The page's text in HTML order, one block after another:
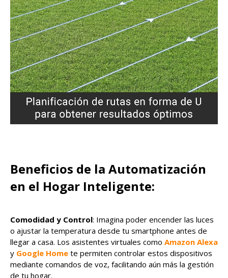
Beneficios de la Automatización
en el Hogar Inteligente:
Comodidad y Control: Imagina poder encender las luces
o ajustar la temperatura desde tu smartphone antes de
llegar a casa. Los asistentes virtuales como Amazon Alexa
y Google Home te permiten controlar estos dispositivos
mediante comandos de voz, facilitando aún más la gestión
de tu hogar.